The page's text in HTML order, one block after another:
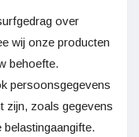
over
wij onze producten
behoefte.
persoonsgegevens
zijn, zoals gegevens